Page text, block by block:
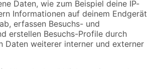
Versandarten